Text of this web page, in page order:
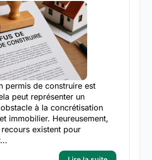
permis de construire est
peut représenter un
à la concrétisation
immobilier. Heureusement,
existent pour